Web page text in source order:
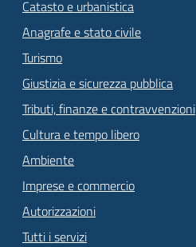
Catasto e urbanistica
Anagrafe e stato civile
Turismo
Giustizia e sicurezza pubblica
Tributi, finanze e contravvenzioni
Cultura e tempo libero
Ambiente
Imprese e commercio
Autorizzazioni
Tutti i servizi